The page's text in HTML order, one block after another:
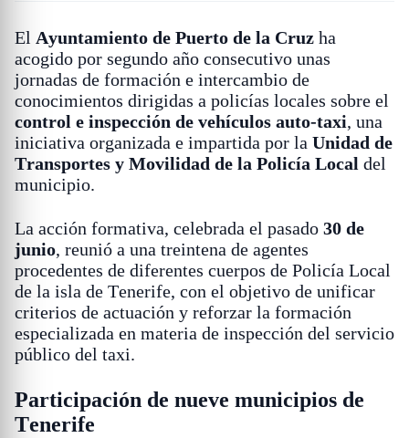
El Ayuntamiento de Puerto de la Cruz ha
acogido por segundo año consecutivo unas
jornadas de formación e intercambio de
conocimientos dirigidas a policías locales sobre el
control e inspección de vehículos auto-taxi, una
iniciativa organizada e impartida por la Unidad de
Transportes y Movilidad de la Policía Local del
municipio.
La acción formativa, celebrada el pasado 30 de
junio, reunió a una treintena de agentes
procedentes de diferentes cuerpos de Policía Local
de la isla de Tenerife, con el objetivo de unificar
criterios de actuación y reforzar la formación
especializada en materia de inspección del servicio
público del taxi.
Participación de nueve municipios de
Tenerife